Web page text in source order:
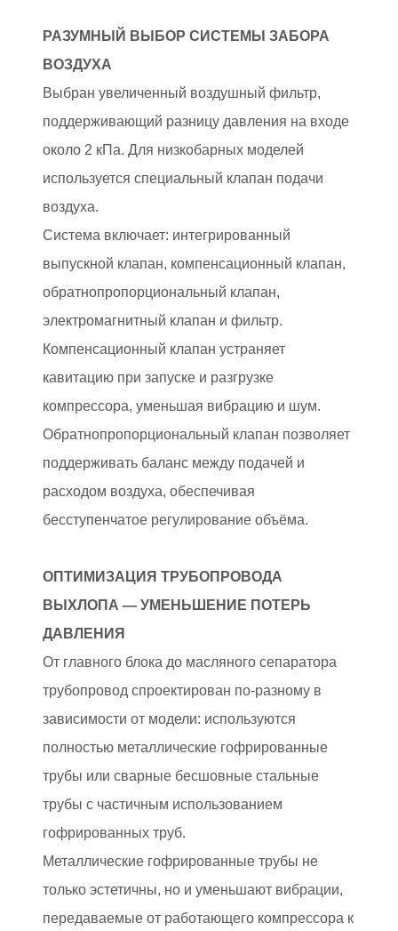
РАЗУМНЫЙ ВЫБОР СИСТЕМЫ ЗАБОРА
ВОЗДУХА
Выбран увеличенный воздушный фильтр,
поддерживающий разницу давления на входе
около 2 кПа. Для низкобарных моделей
используется специальный клапан подачи
воздуха.
Система включает: интегрированный
выпускной клапан, компенсационный клапан,
обратнопропорциональный клапан,
электромагнитный клапан и фильтр.
Компенсационный клапан устраняет
кавитацию при запуске и разгрузке
компрессора, уменьшая вибрацию и шум.
Обратнопропорциональный клапан позволяет
поддерживать баланс между подачей и
расходом воздуха, обеспечивая
бесступенчатое регулирование объёма.
ОПТИМИЗАЦИЯ ТРУБОПРОВОДА
ВЫХЛОПА — УМЕНЬШЕНИЕ ПОТЕРЬ
ДАВЛЕНИЯ
От главного блока до масляного сепаратора
трубопровод спроектирован по-разному в
зависимости от модели: используются
полностью металлические гофрированные
трубы или сварные бесшовные стальные
трубы с частичным использованием
гофрированных труб.
Металлические гофрированные трубы не
только эстетичны, но и уменьшают вибрации,
передаваемые от работающего компрессора к